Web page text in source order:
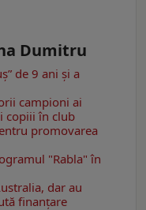
Dumitru
de 9 ani și a
campioni ai
copiii în club
promovarea
"Rabla" în
dar au
finanțare